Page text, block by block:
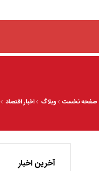
صفحه نخست وبلاگ اخبار اقتصاد
آخرین اخبار